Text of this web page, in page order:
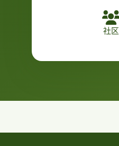
社区